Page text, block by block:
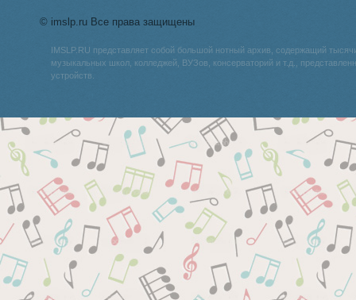
© imslp.ru Все права защищены
IMSLP.RU представляет собой большой нотный архив, содержащий
музыкальных школ, колледжей, ВУЗов, консерваторий и т.д.,
устройств.